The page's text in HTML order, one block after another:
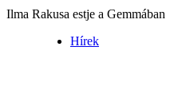
Ilma Rakusa estje a Gemmában
Hírek